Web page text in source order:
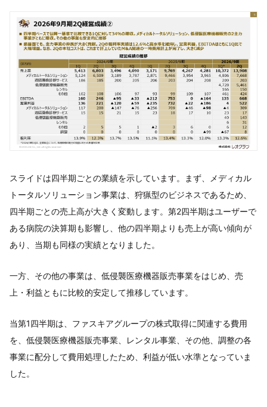
スライドは四半期ごとの業績を示しています。まず、メディカル
トータルソリューション事業は、狩猟型のビジネスであるため、
四半期ごとの売上高が大きく変動します。第2四半期はユーザーで
ある病院の決算期も影響し、他の四半期よりも売上が高い傾向が
あり、当期も同様の実績となりました。
一方、その他の事業は、低侵襲医療機器販売事業をはじめ、売
上・利益ともに比較的安定して推移しています。
当第1四半期は、ファスキアグループの株式取得に関連する費用
を、低侵襲医療機器販売事業、レンタル事業、その他、調整の各
事業に配分して費用処理したため、利益が低い水準となっていま
した。